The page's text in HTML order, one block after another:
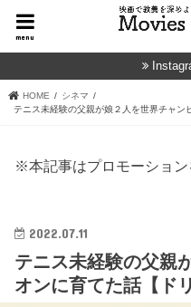
menu
HOME
シネマ
テニス未経験の父親が娘２人を世界チャン
※本記事はプロモーション
2022.07.11
テニス未経験の父親
オンに育てた話【ド